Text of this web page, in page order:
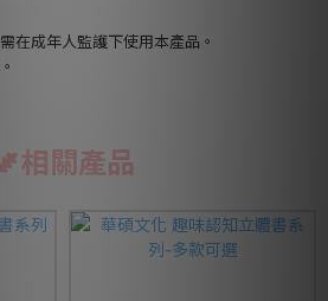
在成年人監護下使用本產品。
相關產品